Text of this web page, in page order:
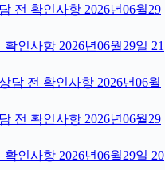
전 확인사항 2026년06월29
인사항 2026년06월29일 21
담 전 확인사항 2026년06월
전 확인사항 2026년06월29
인사항 2026년06월29일 20